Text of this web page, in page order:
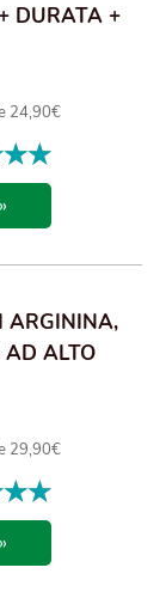
DURATA +
24,90€
ARGININA,
ALTO
29,90€